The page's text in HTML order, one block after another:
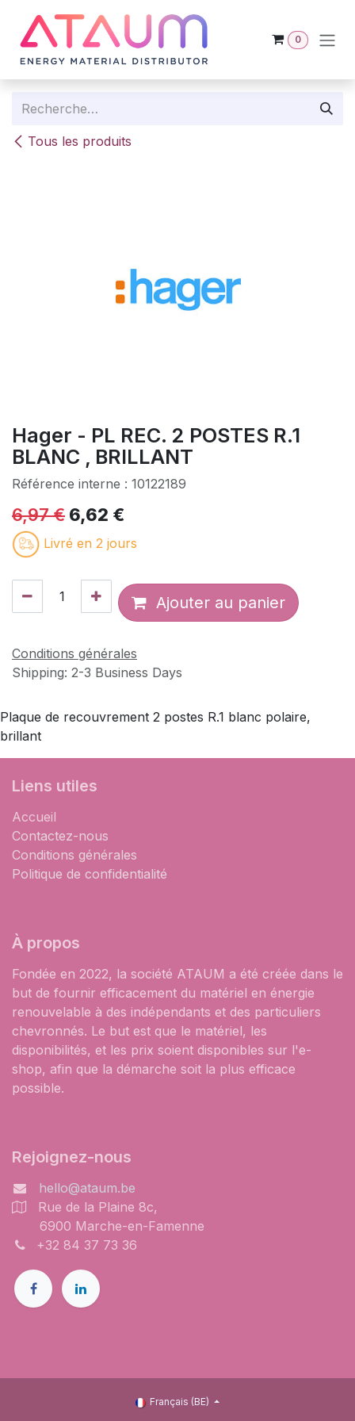
0
Tous les produits
Hager - PL REC. 2 POSTES R.1
BLANC , BRILLANT
Référence interne : 10122189
6,97€ 6,62 €
Livré en 2 jours
Ajouter au panier
Conditions générales
Shipping: 2-3 Business Days
Plaque de recouvrement 2 postes R.1 blanc polaire,
brillant
Liens utiles
Accueil
Contactez-nous
Conditions générales
Politique de confidentialité
À propos
Fondée en 2022, la société ATAUM a été créée dans le
but de fournir efficacement du matériel en énergie
renouvelable à des indépendants et des particuliers
chevronnés. Le but est que le matériel, les
disponibilités, et les prix soient disponibles sur l'e-
shop, afin que la démarche soit la plus efficace
possible.
Rejoignez-nous
hello@ataum.be
Rue de la Plaine 8c,
6900 Marche-en-Famenne
+32 84 37 73 36
Français (BE)